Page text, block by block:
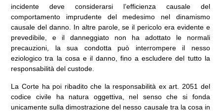
incidente deve considerarsi l’efficienza causale del
comportamento imprudente del medesimo nel dinamismo
causale del danno. In altre parole, se il pericolo era evidente e
prevedibile, e il danneggiato non ha adottato le normali
precauzioni, la sua condotta può interrompere il nesso
eziologico tra la cosa e il danno, fino a escludere del tutto la
responsabilità del custode.
La Corte ha poi ribadito che la responsabilità ex art. 2051 del
codice civile ha natura oggettiva, nel senso che si fonda
unicamente sulla dimostrazione del nesso causale tra la cosa in